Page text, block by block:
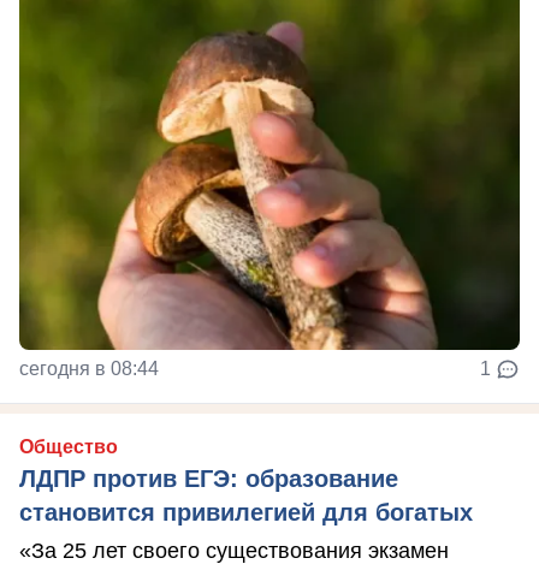
сегодня в 08:44 1
Общество
ЛДПР против ЕГЭ: образование
становится привилегией для богатых
«За 25 лет своего существования экзамен